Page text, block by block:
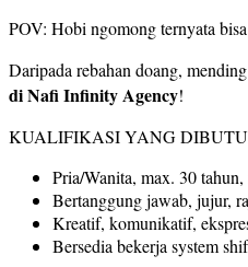
POV: Hobi ngomong ternyata
Daripada rebahan doang,
di Nafi Infinity Agency!
KUALIFIKASI YANG
Pria/Wanita, max. 30
Bertanggung jawab, jujur,
Kreatif, komunikatif,
Bersedia bekerja system